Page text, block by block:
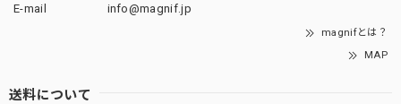
E-mail
info@magnif.jp
magnifとは？
MAP
送料について